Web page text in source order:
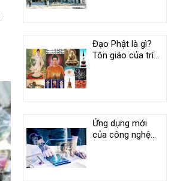
Đạo Phật là gì?
Tôn giáo của trí
Ứng dụng mới
của công nghệ